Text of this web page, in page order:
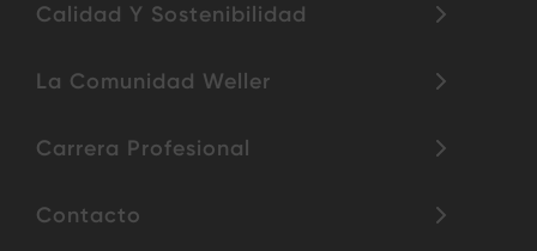
Calidad Y Sostenibilidad
La Comunidad Weller
Carrera Profesional
Contacto